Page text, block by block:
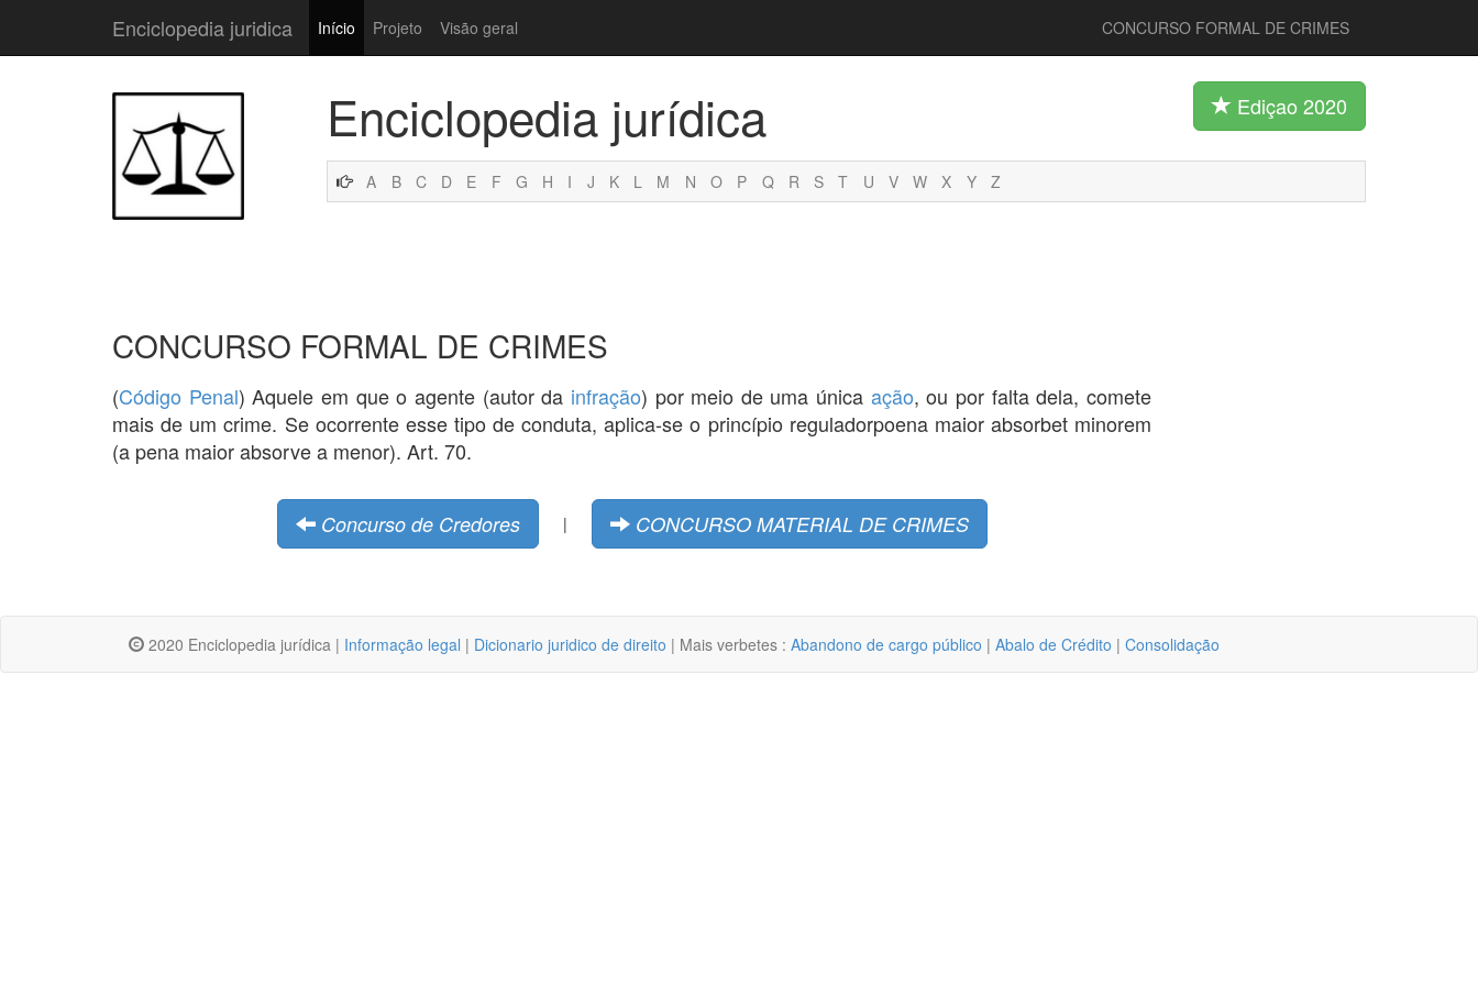
Enciclopedia juridica Início Projeto Visão geral CONCURSO FORMAL DE CRIMES
Enciclopedia jurídica Ediçao 2020
A B C D E F G H I J K L M N O P Q R S T U V W X Y Z
CONCURSO FORMAL DE CRIMES
(Código Penal) Aquele em que o agente (autor da infração) por meio de uma única ação, ou por falta dela, comete
mais de um crime. Se ocorrente esse tipo de conduta, aplica-se o princípio reguladorpoena maior absorbet minorem
(a pena maior absorve a menor). Art. 70.
Concurso de Credores | CONCURSO MATERIAL DE CRIMES
2020 Enciclopedia jurídica | Informação legal | Dicionario juridico de direito | Mais verbetes : Abandono de cargo público | Abalo de Crédito | Consolidação